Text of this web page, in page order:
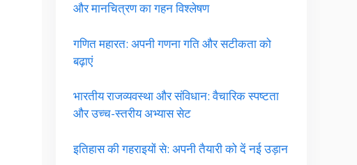
और मानचित्रण का गहन विश्लेषण
गणित महारत: अपनी गणना गति और सटीकता को
बढ़ाएं
भारतीय राजव्यवस्था और संविधान: वैचारिक स्पष्टता
और उच्च-स्तरीय अभ्यास सेट
इतिहास की गहराइयों से: अपनी तैयारी को दें नई उड़ान